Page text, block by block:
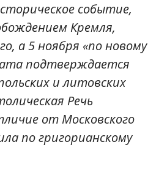
событие,
Кремля,
а 5 ноября «по новому
подтверждается
и литовских
Речь
от Московского
по григорианскому